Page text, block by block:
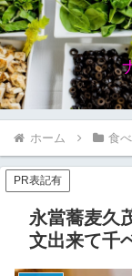
ホーム 食
PR表記有
永當蕎麦久
文出来て千